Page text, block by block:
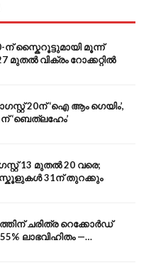
ന് സ്കൈറൂട്ടുമായി മൂന്ന്
മുതൽ വിക്രം റോക്കറ്റിൽ
20ന് ‘ഐ ആം ഗെയിം’,
‘ബെത്‌ലഹേം’
13 മുതൽ 20 വരെ;
31ന് തുറക്കും
ചരിത്ര റെക്കോർഡ്
ലാഭവിഹിതം —